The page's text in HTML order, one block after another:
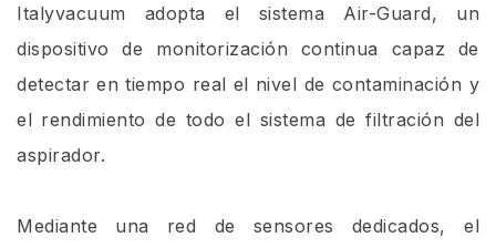
Italyvacuum adopta el sistema Air-Guard, un
dispositivo de monitorización continua capaz de
detectar en tiempo real el nivel de contaminación y
el rendimiento de todo el sistema de filtración del
aspirador.
Mediante una red de sensores dedicados, el